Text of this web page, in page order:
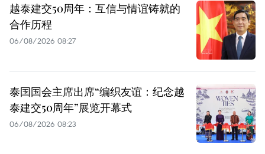
越泰建交50周年：互信与情谊铸就的
合作历程
06/08/2026 08:27
泰国国会主席出席“编织友谊：纪念越
泰建交50周年”展览开幕式
06/08/2026 08:23